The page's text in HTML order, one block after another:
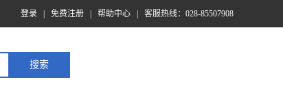
登录 免费注册 帮助中心 客服热线：028-85507908